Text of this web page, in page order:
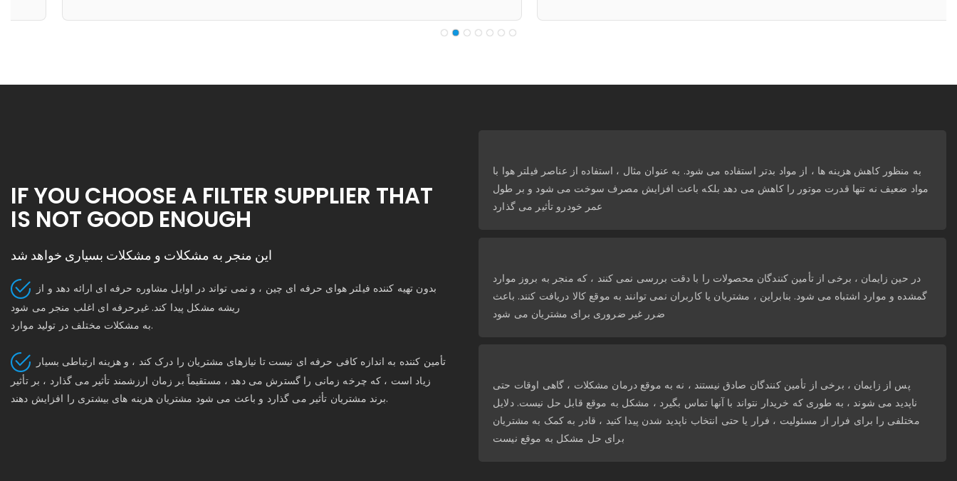
IF YOU CHOOSE A FILTER SUPPLIER THAT
IS NOT GOOD ENOUGH
این منجر به مشکلات و مشکلات بسیاری خواهد شد
ریشه مشکل پیدا کند. غیرحرفه ای اغلب منجر می شود
به مشکلات مختلف در تولید موارد.
زیاد است ، که چرخه زمانی را گسترش می دهد ، مستقیماً بر زمان ارزشمند تأثیر می گذارد ، بر تأثیر
برند مشتریان تأثیر می گذارد و باعث می شود مشتریان هزینه های بیشتری را افزایش دهند.
به منظور کاهش هزینه ها ، از مواد بدتر استفاده می شود. به عنوان مثال ، استفاده از عناصر فیلتر هوا با
مواد ضعیف نه تنها قدرت موتور را کاهش می دهد بلکه باعث افزایش مصرف سوخت می شود و بر طول
عمر خودرو تأثیر می گذارد
در حین زایمان ، برخی از تأمین کنندگان محصولات را با دقت بررسی نمی کنند ، که منجر به بروز موارد
گمشده و موارد اشتباه می شود. بنابراین ، مشتریان یا کاربران نمی توانند به موقع کالا دریافت کنند. باعث
ضرر غیر ضروری برای مشتریان می شود
پس از زایمان ، برخی از تأمین کنندگان صادق نیستند ، نه به موقع درمان مشکلات ، گاهی اوقات حتی
ناپدید می شوند ، به طوری که خریدار نتواند با آنها تماس بگیرد ، مشکل به موقع قابل حل نیست. دلایل
مختلفی را برای فرار از مسئولیت ، فرار یا حتی انتخاب ناپدید شدن پیدا کنید ، قادر به کمک به مشتریان
برای حل مشکل به موقع نیست